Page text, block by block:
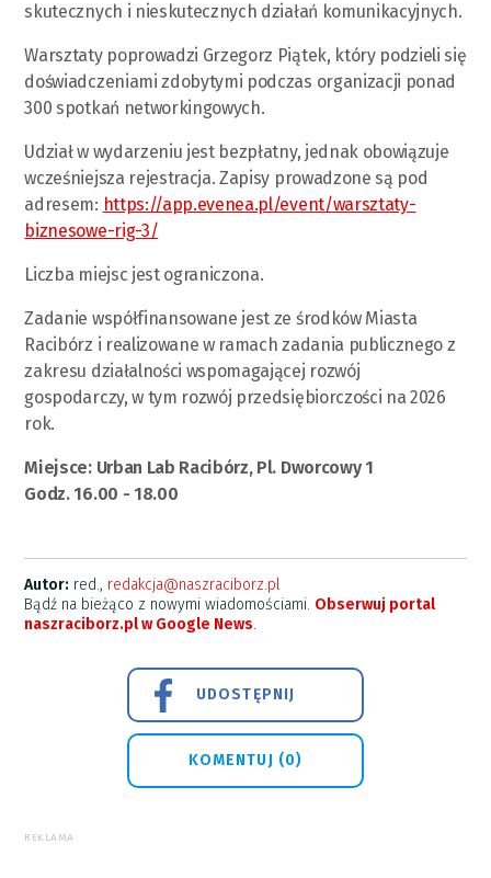
skutecznych i nieskutecznych działań komunikacyjnych.
Warsztaty poprowadzi Grzegorz Piątek, który podzieli się
doświadczeniami zdobytymi podczas organizacji ponad
300 spotkań networkingowych.
Udział w wydarzeniu jest bezpłatny, jednak obowiązuje
wcześniejsza rejestracja. Zapisy prowadzone są pod
adresem: https://app.evenea.pl/event/warsztaty-
biznesowe-rig-3/
Liczba miejsc jest ograniczona.
Zadanie współfinansowane jest ze środków Miasta
Racibórz i realizowane w ramach zadania publicznego z
zakresu działalności wspomagającej rozwój
gospodarczy, w tym rozwój przedsiębiorczości na 2026
rok.
Miejsce: Urban Lab Racibórz, Pl. Dworcowy 1
Godz. 16.00 - 18.00
Autor: red., redakcja@naszraciborz.pl
Bądź na bieżąco z nowymi wiadomościami. Obserwuj portal
naszraciborz.pl w Google News.
UDOSTĘPNIJ
KOMENTUJ (0)
REKLAMA